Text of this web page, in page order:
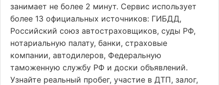
занимает не более 2 минут. Сервис использует
более 13 официальных источников: ГИБДД,
Российский союз автостраховщиков, суды РФ,
нотариальную палату, банки, страховые
компании, автодилеров, Федеральную
таможенную службу РФ и доски объявлений.
Узнайте реальный пробег, участие в ДТП, залог,